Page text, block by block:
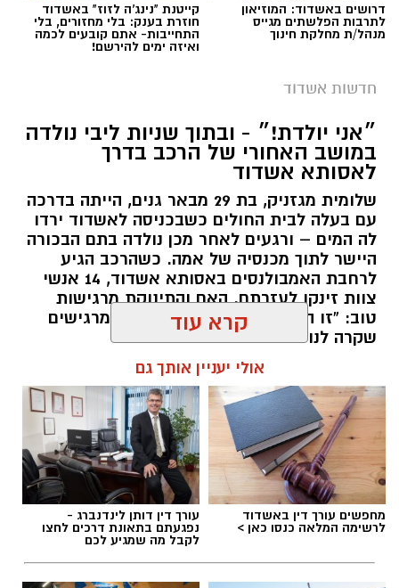
דרושים באשדוד: המוזיאון
לתרבות הפלשתים מגייס
מנהל/ת מחלקת חינוך
קייטנת "נינג'ה לזוז" באשדוד
חוזרת בענק: בלי מחזורים, בלי
התחייבות- אתם קובעים לכמה
ואיזה ימים להירשם!
חדשות אשדוד
״אני יולדת!״ - ובתוך שניות ליבי נולדה
במושב האחורי של הרכב בדרך
לאסותא אשדוד
שלומית מגזניק, בת 29 מבאר גנים, הייתה בדרכה
עם בעלה לבית החולים כשבכניסה לאשדוד ירדו
לה המים – ורגעים לאחר מכן נולדה בתם הבכורה
היישר לתוך מכנסיה של אמה. כשהרכב הגיע
לרחבת האמבולנסים באסותא אשדוד, 14 אנשי
צוות זינקו לעזרתם. האם והתינוקת מרגישות
טוב: “זו הייתה חוויה מטורפת, אנחנו מרגישים
שקרה לנו נס״
להאזנה לתוכן:
עופר אשטוקר / 08:12 10.08.26
קרא עוד
אולי יעניין אותך גם
מחפשים עורך דין באשדוד
לרשימה המלאה כנסו כאן >
עורך דין דותן לינדנברג -
נפגעתם בתאונת דרכים לחצו
לקבל מה שמגיע לכם